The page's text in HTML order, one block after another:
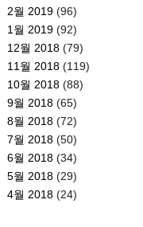
2월 2019(96)
1월 2019(92)
12월 2018(79)
11월 2018(119)
10월 2018(88)
9월 2018(65)
8월 2018(72)
7월 2018(50)
6월 2018(34)
5월 2018(29)
4월 2018(24)